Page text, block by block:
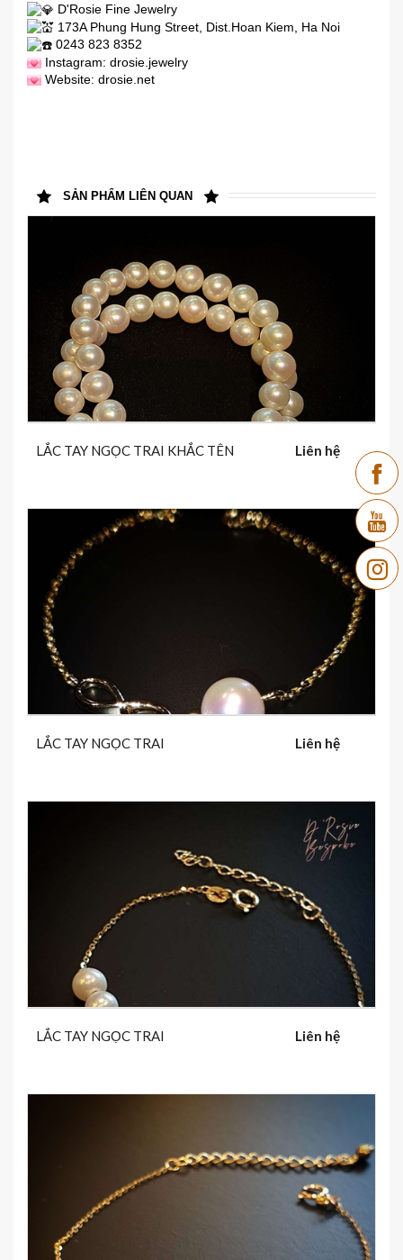
D'Rosie Fine Jewelry
173A Phung Hung Street, Dist.Hoan Kiem, Ha Noi
0243 823 8352
Instagram: drosie.jewelry
Website: drosie.net
SẢN PHẨM LIÊN QUAN
LẮC TAY NGỌC TRAI KHẮC TÊN Liên hệ
LẮC TAY NGỌC TRAI Liên hệ
LẮC TAY NGỌC TRAI Liên hệ